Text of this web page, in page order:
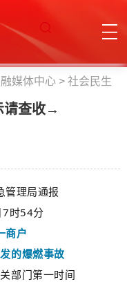
媒体中心 > 社会民生
请查收→
管理局通报
时54分
商户
的爆燃事故
部门第一时间